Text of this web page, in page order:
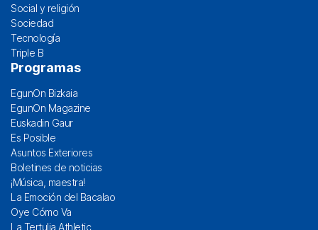
Social y religión
Sociedad
Tecnología
Triple B
Programas
EgunOn Bizkaia
EgunOn Magazine
Euskadin Gaur
Es Posible
Asuntos Exteriores
Boletines de noticias
¡Música, maestra!
La Emoción del Bacalao
Oye Cómo Va
La Tertulia Athletic